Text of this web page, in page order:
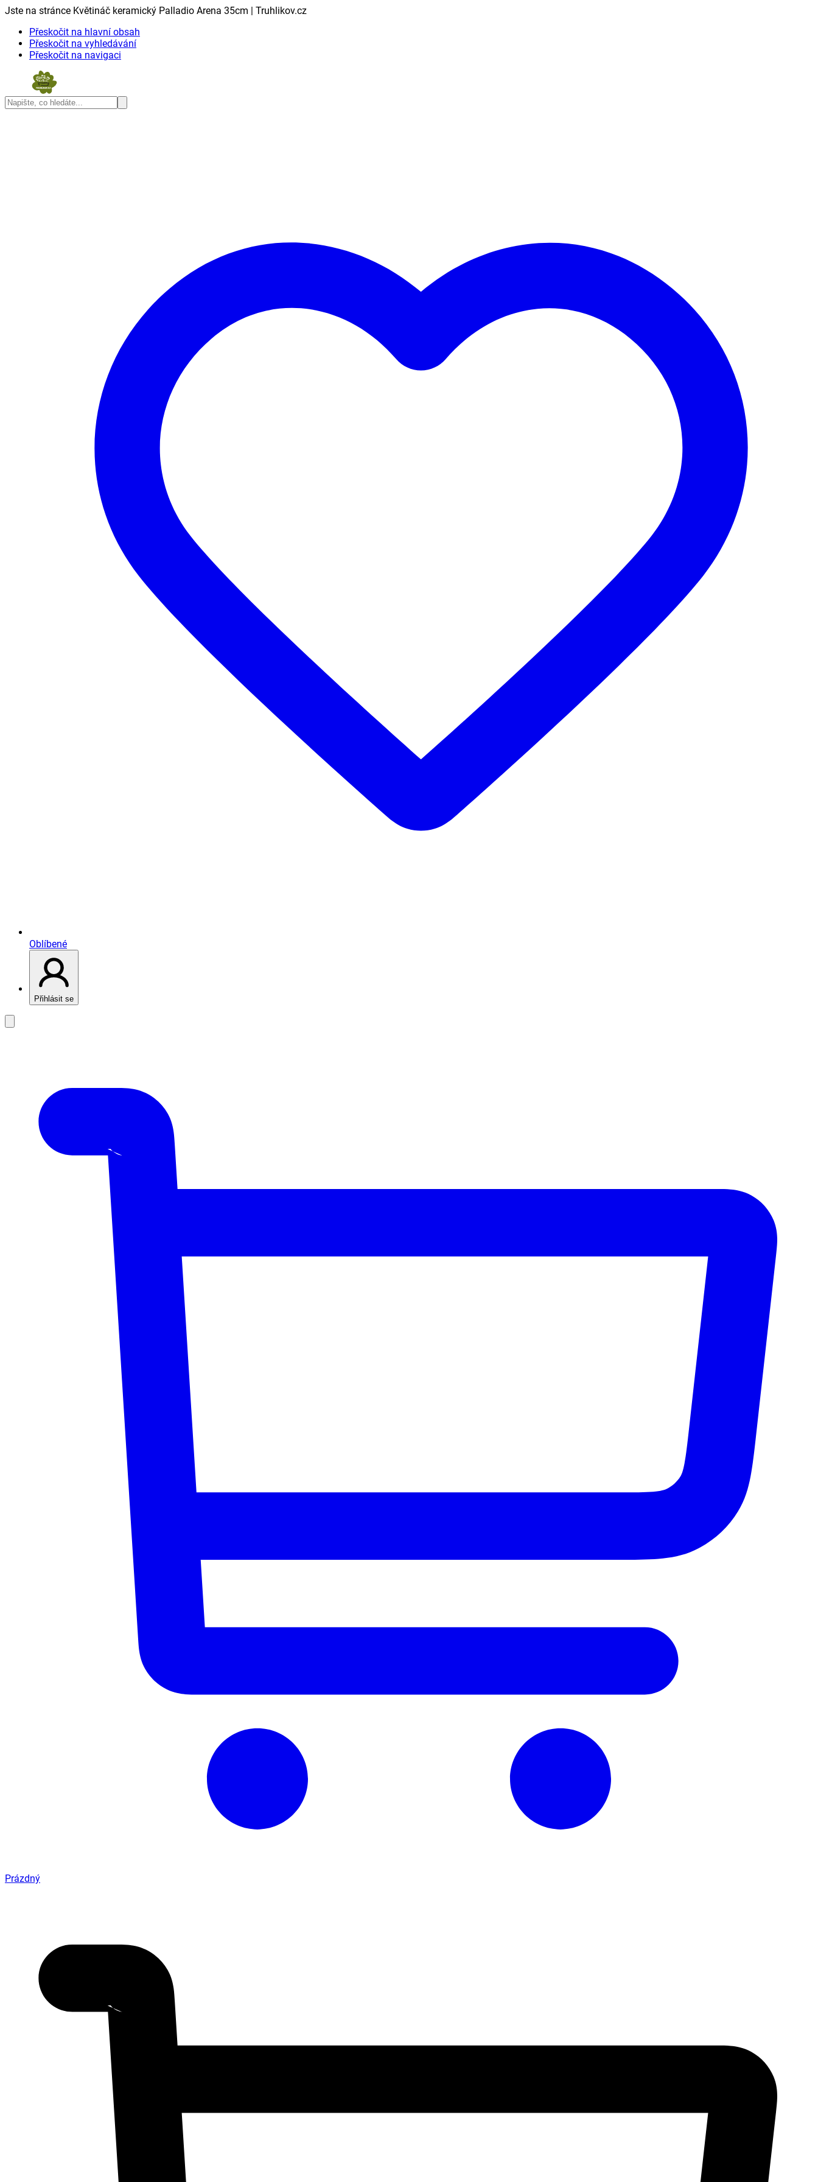
Jste na stránce Květináč keramický Palladio Arena 35cm | Truhlikov.cz
Přeskočit na hlavní obsah
Přeskočit na vyhledávání
Přeskočit na navigaci
Oblíbené
Přihlásit se
Prázdný